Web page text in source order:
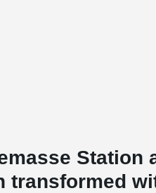
Station
transformed